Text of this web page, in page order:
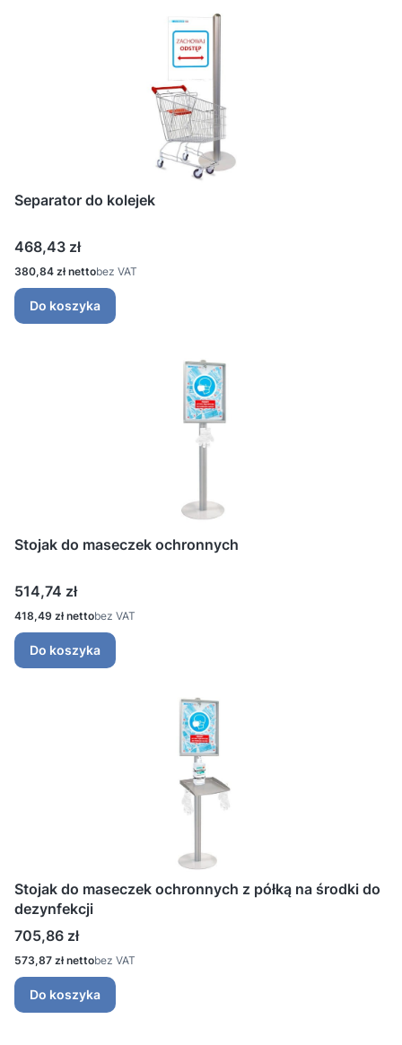
Separator do kolejek
Cena
468,43 zł
Cena
380,84 zł bez VAT
Do koszyka
Stojak do maseczek ochronnych
Cena
514,74 zł
Cena
418,49 zł bez VAT
Do koszyka
Stojak do maseczek ochronnych z półką na środki do
dezynfekcji
Cena
705,86 zł
Cena
573,87 zł bez VAT
Do koszyka